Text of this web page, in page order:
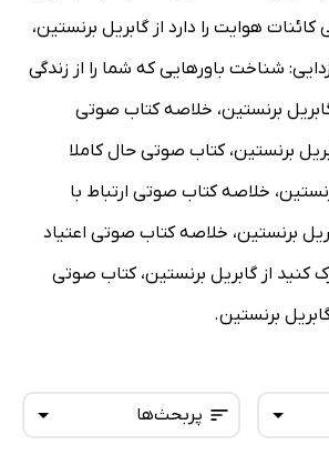
هوایت را دارد از گابریل برنستین،
شناخت باورهایی که شما را از زندگی
برنستین، خلاصه کتاب صوتی
برنستین، کتاب صوتی حال کاملا
خلاصه کتاب صوتی ارتباط با
برنستین، خلاصه کتاب صوتی اعتیاد
کنید از گابریل برنستین، کتاب صوتی
برنستین.
پربحث‌ها